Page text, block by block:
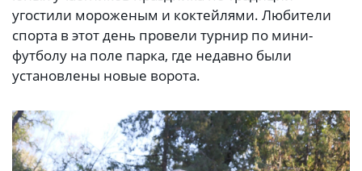
угостили мороженым и коктейлями. Любители
спорта в этот день провели турнир по мини-
футболу на поле парка, где недавно были
установлены новые ворота.